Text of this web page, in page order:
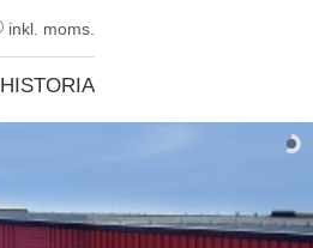
inkl. moms.
HISTORIA